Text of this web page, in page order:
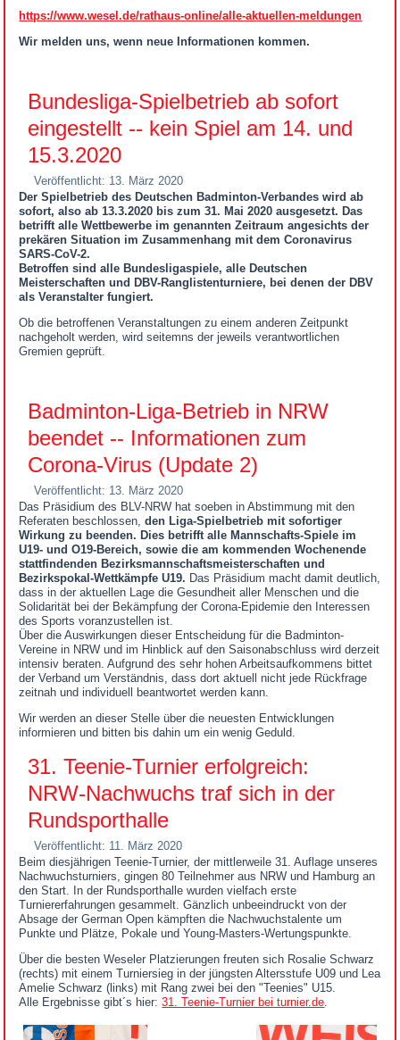
https://www.wesel.de/rathaus-online/alle-aktuellen-meldungen
Wir melden uns, wenn neue Informationen kommen.
Bundesliga-Spielbetrieb ab sofort
eingestellt -- kein Spiel am 14. und
15.3.2020
Veröffentlicht: 13. März 2020
Der Spielbetrieb des Deutschen Badminton-Verbandes wird ab
sofort, also ab 13.3.2020 bis zum 31. Mai 2020 ausgesetzt. Das
betrifft alle Wettbewerbe im genannten Zeitraum angesichts der
prekären Situation im Zusammenhang mit dem Coronavirus
SARS-CoV-2.
Betroffen sind alle Bundesligaspiele, alle Deutschen
Meisterschaften und DBV-Ranglistenturniere, bei denen der DBV
als Veranstalter fungiert.
Ob die betroffenen Veranstaltungen zu einem anderen Zeitpunkt
nachgeholt werden, wird seitemns der jeweils verantwortlichen
Gremien geprüft.
Badminton-Liga-Betrieb in NRW
beendet -- Informationen zum
Corona-Virus (Update 2)
Veröffentlicht: 13. März 2020
Das Präsidium des BLV-NRW hat soeben in Abstimmung mit den
Referaten beschlossen,den Liga-Spielbetrieb mit sofortiger
Wirkung zu beenden. Dies betrifft alle Mannschafts-Spiele im
U19- und O19-Bereich, sowie die am kommenden Wochenende
stattfindenden Bezirksmannschaftsmeisterschaften und
Bezirkspokal-Wettkämpfe U19. Das Präsidium macht damit deutlich,
dass in der aktuellen Lage die Gesundheit aller Menschen und die
Solidarität bei der Bekämpfung der Corona-Epidemie den Interessen
des Sports voranzustellen ist.
Über die Auswirkungen dieser Entscheidung für die Badminton-
Vereine in NRW und im Hinblick auf den Saisonabschluss wird derzeit
intensiv beraten. Aufgrund des sehr hohen Arbeitsaufkommens bittet
der Verband um Verständnis, dass dort aktuell nicht jede Rückfrage
zeitnah und individuell beantwortet werden kann.
Wir werden an dieser Stelle über die neuesten Entwicklungen
informieren und bitten bis dahin um ein wenig Geduld.
31. Teenie-Turnier erfolgreich:
NRW-Nachwuchs traf sich in der
Rundsporthalle
Veröffentlicht: 11. März 2020
Beim diesjährigen Teenie-Turnier, der mittlerweile 31. Auflage unseres
Nachwuchsturniers, gingen 80 Teilnehmer aus NRW und Hamburg an
den Start. In der Rundsporthalle wurden vielfach erste
Turniererfahrungen gesammelt. Gänzlich unbeeindruckt von der
Absage der German Open kämpften die Nachwuchstalente um
Punkte und Plätze, Pokale und Young-Masters-Wertungspunkte.
Über die besten Weseler Platzierungen freuten sich Rosalie Schwarz
(rechts) mit einem Turniersieg in der jüngsten Altersstufe U09 und Lea
Amelie Schwarz (links) mit Rang zwei bei den "Teenies" U15.
Alle Ergebnisse gibt´s hier:31. Teenie-Turnier bei turnier.de